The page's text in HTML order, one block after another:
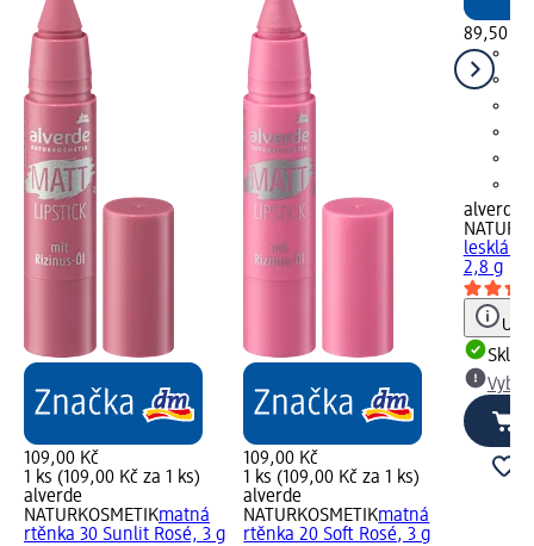
109,00 Kč
1 ks (109,00 Kč za 1 ks)
alverde
NATURKOSMETIKmatná
rtěnka 30 Sunlit Rosé, 3 g
109,00 Kč
1 ks (109,00 Kč za 1 ks)
alverde
NATURKOSMETIKmatná
rtěnka 20 Soft Rosé, 3 g
89,50 Kč
alverde
lesklá
2,8 g